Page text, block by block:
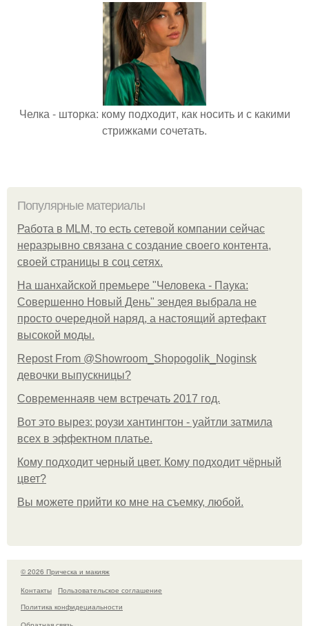
Челка - шторка: кому подходит, как носить и с какими
стрижками сочетать.
Популярные материалы
Работа в MLM, то есть сетевой компании сейчас
неразрывно связана с создание своего контента,
своей страницы в соц сетях.
На шанхайской премьере "Человека - Паука:
Совершенно Новый День" зендея выбрала не
просто очередной наряд, а настоящий артефакт
высокой моды.
Repost From @Showroom_Shopogolik_Noginsk
девочки выпускницы?
Современнаяв чем встречать 2017 год.
Вот это вырез: роузи хантингтон - уайтли затмила
всех в эффектном платьe.
Кому подходит черный цвет. Кому подходит чёрный
цвет?
Вы можете прийти ко мне на съемку, любой.
© 2026 Прическа и макияж
Контакты
Пользовательское соглашение
Политика конфидециальности